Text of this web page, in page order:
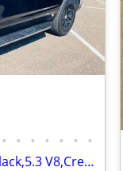
• • • • • • •
2021 Chevy Tahoe LT-Pretty Black,5.3 V8,Credit Union financing,97k